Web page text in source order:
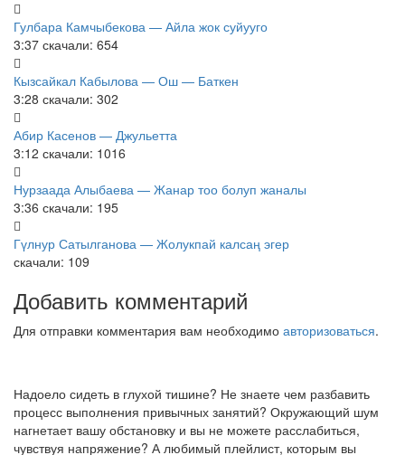
Гулбара Камчыбекова — Айла жок суйууго
3:37 скачали: 654
Кызсайкал Кабылова — Ош — Баткен
3:28 скачали: 302
Абир Касенов — Джульетта
3:12 скачали: 1016
Нурзаада Алыбаева — Жанар тоо болуп жаналы
3:36 скачали: 195
Гүлнур Сатылганова — Жолукпай калсаң эгер
скачали: 109
Добавить комментарий
Для отправки комментария вам необходимо авторизоваться.
Надоело сидеть в глухой тишине? Не знаете чем разбавить
процесс выполнения привычных занятий? Окружающий шум
нагнетает вашу обстановку и вы не можете расслабиться,
чувствуя напряжение? А любимый плейлист, которым вы